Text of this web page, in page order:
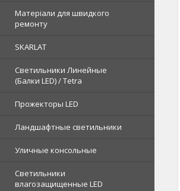
Матеріали для швидкого
ремонту
SKARLAT
Светильники Линейные
(Балки LED) / Tetra
Прожекторы LED
Ландшафтные светильники
Уличные консольные
Светильники
влагозащищенные LED